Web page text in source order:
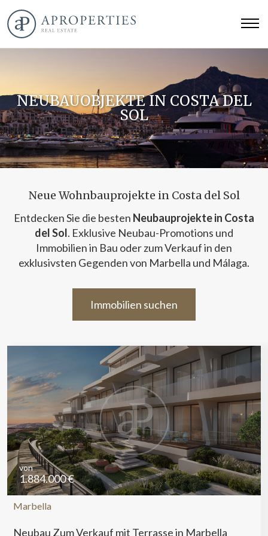
NEUBAUOBJEKTE IN COSTA DEL
SOL
Neue Wohnbauprojekte in Costa del Sol
Entdecken Sie die besten Neubauprojekte in Costa
del Sol. Exklusive Neubau-Promotions und
Immobilien in Bau oder zum Verkauf in den
exklusivsten Gegenden von Marbella und Málaga.
Immobilien suchen
von
1.884.000 €
Marbella
Neubau Zum Verkauf mit Terrasse in Marbella